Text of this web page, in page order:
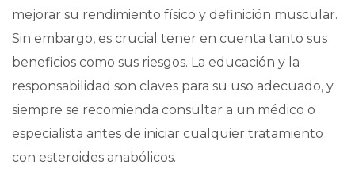
mejorar su rendimiento físico y definición muscular.
Sin embargo, es crucial tener en cuenta tanto sus
beneficios como sus riesgos. La educación y la
responsabilidad son claves para su uso adecuado, y
siempre se recomienda consultar a un médico o
especialista antes de iniciar cualquier tratamiento
con esteroides anabólicos.